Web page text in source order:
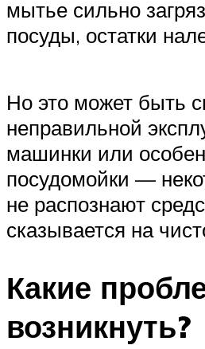
мытье сильно
посуды, остатки
Но это может быть
неправильной
машинки или
посудомойки —
не распознают
сказывается на
Какие
возникнуть?